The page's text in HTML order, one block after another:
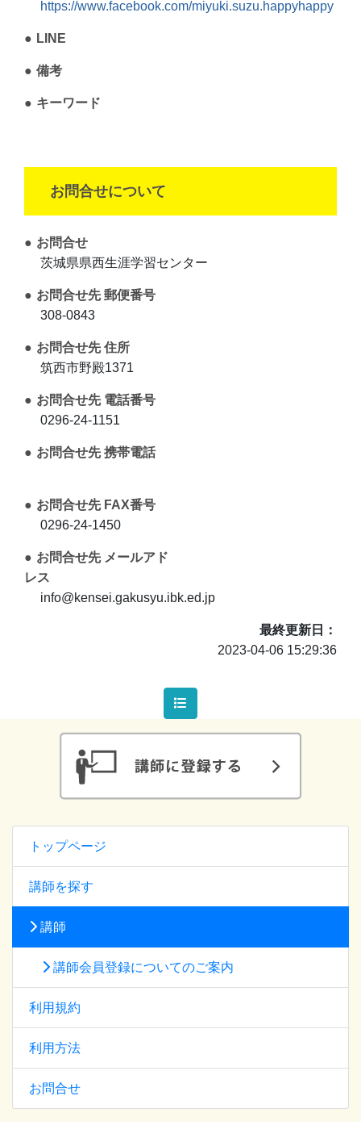
トップページ
講師を探す
講師
講師会員登録についてのご案内
利用規約
利用方法
お問合せ
https://www.facebook.com/miyuki.suzu.happyhappy
LINE
備考
キーワード
お問合せについて
お問合せ
茨城県県西生涯学習センター
お問合せ先 郵便番号
308-0843
お問合せ先 住所
筑西市野殿1371
お問合せ先 電話番号
0296-24-1151
お問合せ先 携帯電話
お問合せ先 FAX番号
0296-24-1450
お問合せ先 メールアド
レス
info@kensei.gakusyu.ibk.ed.jp
最終更新日
2023-04-06 15:29:36